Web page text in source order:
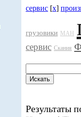
сервис [x]
грузовики МАН
сервис Скания
Результаты